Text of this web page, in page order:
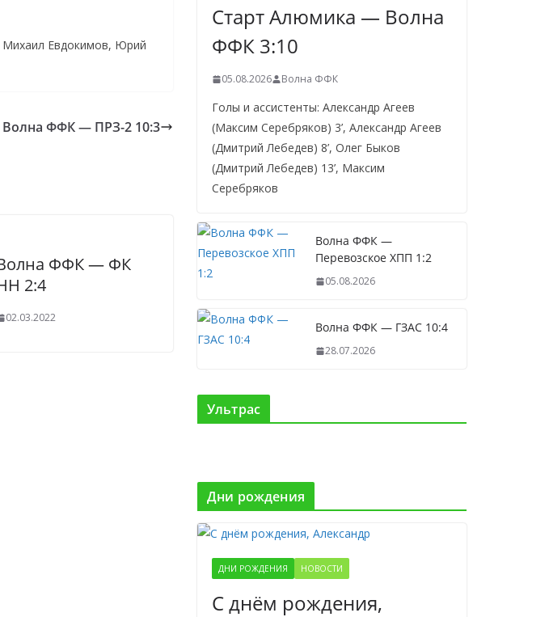
Михаил Евдокимов, Юрий
Волна ФФК — ПРЗ-2 10:3
ФФК — ФК
2:4
02.03.2022
Старт Алюмика — Волна
ФФК 3:10
05.08.2026 Волна ФФК
Голы и ассистенты: Александр Агеев
(Максим Серебряков) 3’, Александр Агеев
(Дмитрий Лебедев) 8’, Олег Быков
(Дмитрий Лебедев) 13’, Максим
Серебряков
Волна ФФК —
Перевозское ХПП 1:2
05.08.2026
Волна ФФК — ГЗАС 10:4
28.07.2026
Ультрас
Дни рождения
ДНИ РОЖДЕНИЯ НОВОСТИ
С днём рождения,